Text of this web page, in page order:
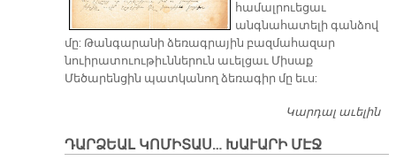
համալրուեցաւ
անգնահատելի գանձով
մը: Թանգարանի ձեռագրային բազմահազար
նուիրատուութիւններուն աւելցաւ Միսաք
Մեծարենցին պատկանող ձեռագիր մը եւս:
Կարդալ աւելին
ԴԱՐՁԵԱԼ ԿՈՄԻՏԱՍ… ԽԱՒԱՐԻ ՄԷՋ